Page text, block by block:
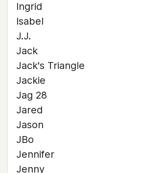
Ingrid
Isabel
J.J.
Jack
Jack's Triangle
Jackie
Jag 28
Jared
Jason
JBo
Jennifer
Jenny